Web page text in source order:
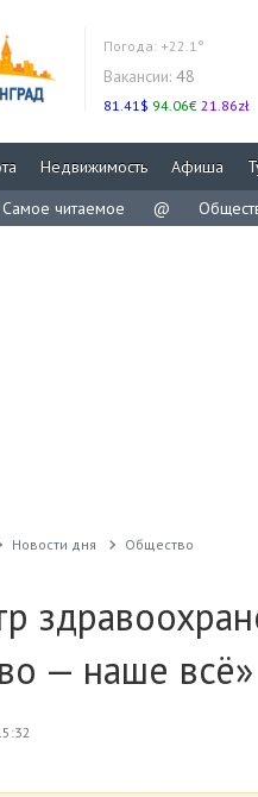
Погода: +22.1°
Вакансии: 48
81.41$ 94.06€ 21.86zł
Недвижимость Афиша
Самое читаемое @
Новости дня Общество
— наше всё»